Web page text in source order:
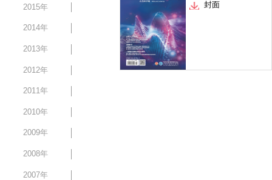
2015年
2014年
2013年
2012年
2011年
2010年
2009年
2008年
2007年
封面